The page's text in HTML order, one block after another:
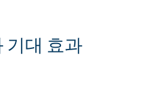
기대 효과